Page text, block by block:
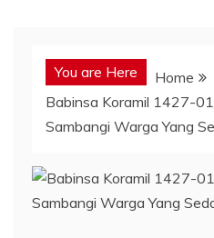
You are Here Home
Babinsa Koramil 1427-
Sambangi Warga Yang